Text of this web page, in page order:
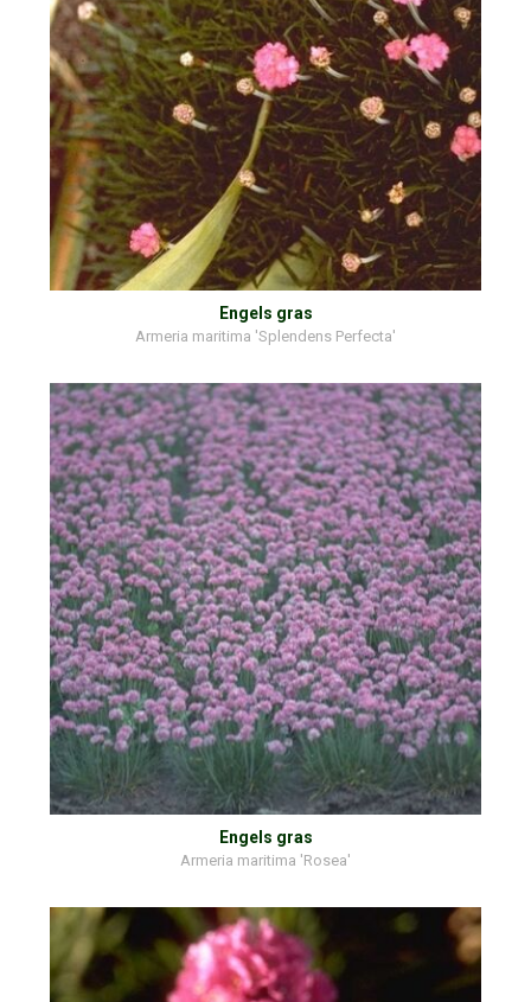
Engels gras
Armeria maritima 'Splendens Perfecta'
Engels gras
Armeria maritima 'Rosea'